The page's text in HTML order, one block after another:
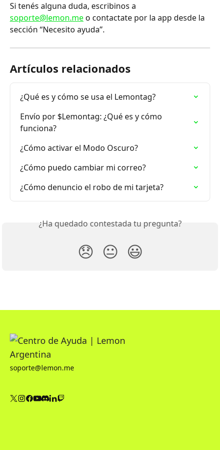
Si tenés alguna duda, escribinos a
soporte@lemon.me o contactate por la app desde la
sección “Necesito ayuda”.
Artículos relacionados
¿Qué es y cómo se usa el Lemontag?
Envío por $Lemontag: ¿Qué es y cómo
funciona?
¿Cómo activar el Modo Oscuro?
¿Cómo puedo cambiar mi correo?
¿Cómo denuncio el robo de mi tarjeta?
¿Ha quedado contestada tu pregunta?
😞 😐 😃
soporte@lemon.me